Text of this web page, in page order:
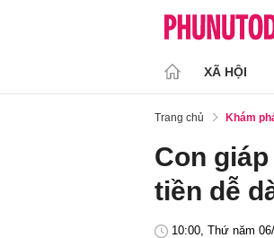
XÃ HỘI
Trang chủ Khám
Con
tiền dễ
10:00, Thứ năm